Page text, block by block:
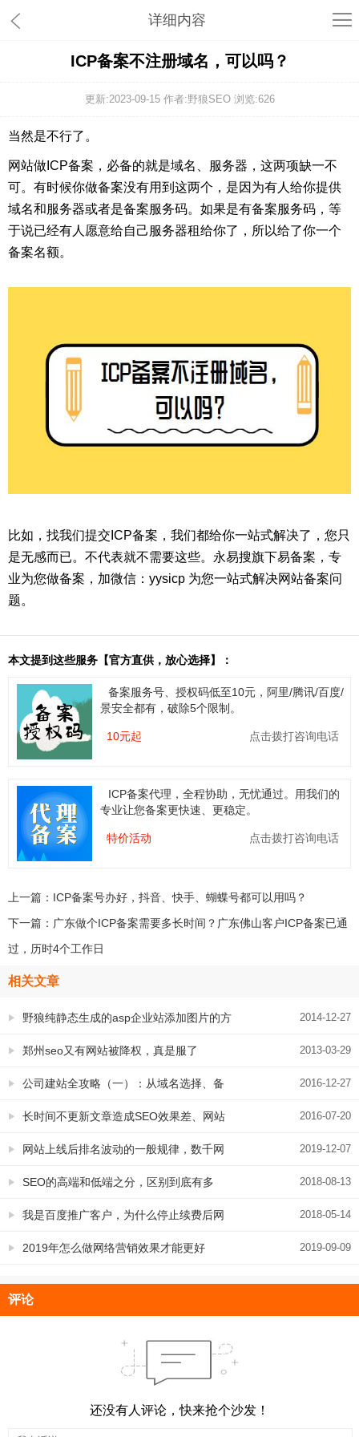
详细内容
ICP备案不注册域名，可以吗？
更新:2023-09-15 作者:野狼SEO 浏览:626
当然是不行了。
网站做ICP备案，必备的就是域名、服务器，这两项缺一不
可。有时候你做备案没有用到这两个，是因为有人给你提供
域名和服务器或者是备案服务码。如果是有备案服务码，等
于说已经有人愿意给自己服务器租给你了，所以给了你一个
备案名额。
比如，找我们提交ICP备案，我们都给你一站式解决了，您只
是无感而已。不代表就不需要这些。永易搜旗下易备案，专
业为您做备案，加微信：yysicp 为您一站式解决网站备案问
题。
本文提到这些服务【官方直供，放心选择】：
备案服务号、授权码低至10元，阿里/腾讯/百度/
景安全都有，破除5个限制。
10元起 点击拨打咨询电话
ICP备案代理，全程协助，无忧通过。用我们的
专业让您备案更快速、更稳定。
特价活动 点击拨打咨询电话
上一篇： ICP备案号办好，抖音、快手、蝴蝶号都可以用吗？
下一篇： 广东做个ICP备案需要多长时间？广东佛山客户ICP备案已通
过，历时4个工作日
相关文章
2014-12-27
野狼纯静态生成的asp企业站添加图片的方
法 2013-03-29
郑州seo又有网站被降权，真是服了
2016-12-27
公司建站全攻略（一）：从域名选择、备
案到SEO推广与整合营销，详细的不得
了！
2016-07-20
长时间不更新文章造成SEO效果差、网站
排名变低的真实案例 2019-12-07
网站上线后排名波动的一般规律，数千网
站验证 2018-08-13
SEO的高端和低端之分，区别到底有多
大？ 2018-05-14
我是百度推广客户，为什么停止续费后网
站就从百度消失了？ 2019-09-09
2019年怎么做网络营销效果才能更好
评论
还没有人评论，快来抢个沙发！